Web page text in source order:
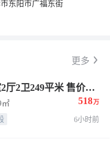
东阳市广福东街
更多
出售艺海云庭4室2厅2卫249平米 售价518万
㎡ 518万
6小时前